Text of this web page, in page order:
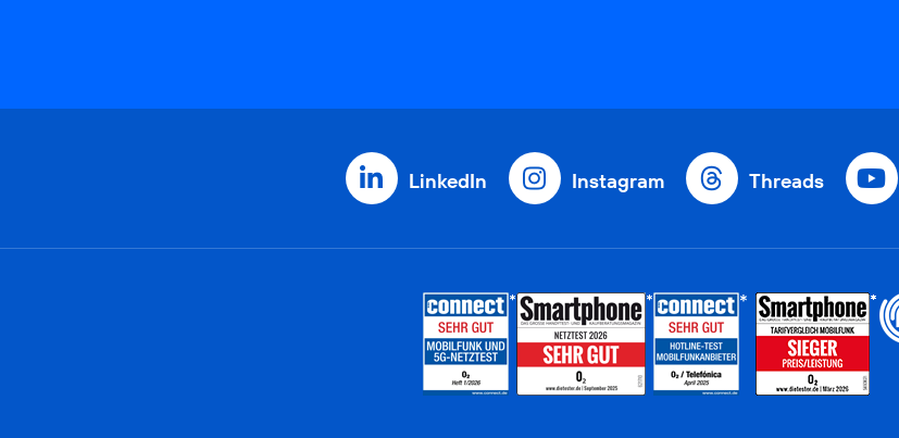
LinkedIn Instagram Threads